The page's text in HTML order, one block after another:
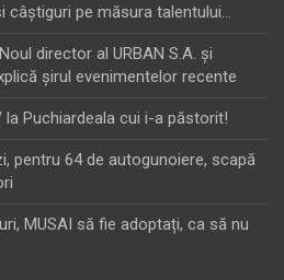
câştiguri pe măsura talentului…
Noul director al URBAN S.A. şi
şirul evenimentelor recente
la Puchiardeala cui i-a păstorit!
pentru 64 de autogunoiere, scapă
MUSAI să fie adoptați, ca să nu